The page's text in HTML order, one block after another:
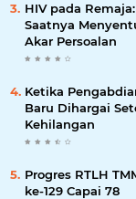
HIV pada Remaja:
Saatnya
Akar Persoalan
Ketika
Baru Dihargai
Kehilangan
Progres RTLH
ke-129 Capai 78